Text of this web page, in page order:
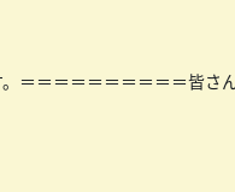
＝＝＝＝＝＝＝＝＝＝皆さ